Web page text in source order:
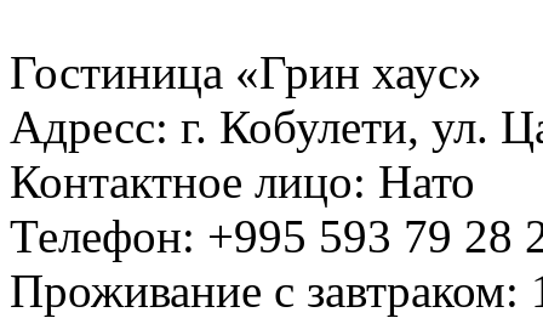
Гостиница «Грин хаус»
Адресс: г. Кобулети, ул.
Контактное лицо: Нато
Телефон: +995 593 79 28
Проживание с завтраком: